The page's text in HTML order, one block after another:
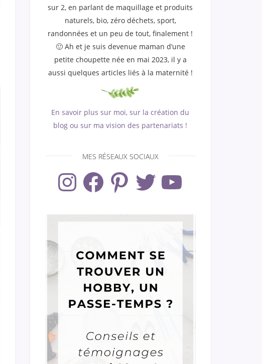
sur 2, en parlant de maquillage et produits
naturels, bio, zéro déchets, sport,
randonnées et un peu de tout, finalement !
🙂 Ah et je suis devenue maman d’une
petite choupette née en mai 2023, il y a
aussi quelques articles liés à la maternité !
En savoir plus sur moi, sur la création du
blog ou sur ma vision des partenariats !
MES RÉSEAUX SOCIAUX
InstagramFacebook PinterestTwitter YouTube